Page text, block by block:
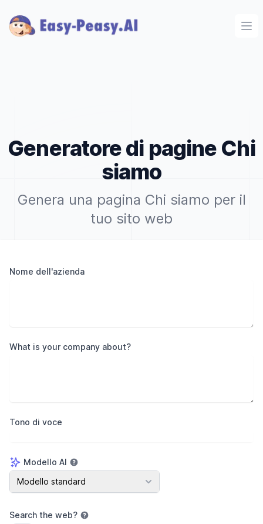
Generatore di pagine Chi
siamo
Genera una pagina Chi siamo per il
tuo sito web
Nome dell'azienda
What is your company about?
Tono di voce
Modello AI
Modello AI
Modello standard
Search the web?